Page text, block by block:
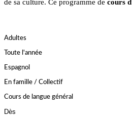
de sa culture. Ce programme de cours
Adultes
Toute l'année
Espagnol
En famille / Collectif
Cours de langue général
Dès